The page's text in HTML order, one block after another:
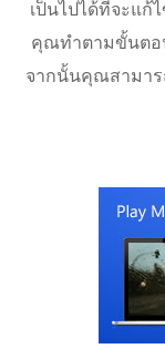
เป็นไปได้ที่จะแก้
คุณทำตามขั้นตอ
จากนั้นคุณสามาร